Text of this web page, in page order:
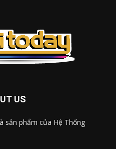
US
sản phẩm của Hệ Thống